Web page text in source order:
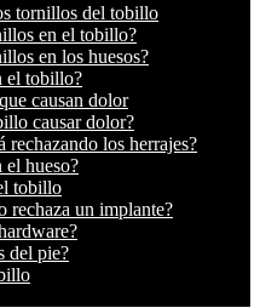
tornillos del tobillo
en el tobillo?
en los huesos?
el tobillo?
causan dolor
causar dolor?
rechazando los herrajes?
el hueso?
tobillo
rechaza un implante?
del pie?